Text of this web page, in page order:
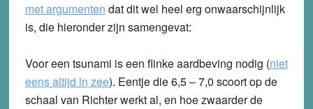
met argumenten dat dit wel heel erg onwaarschijnlijk
is, die hieronder zijn samengevat:
Voor een tsunami is een flinke aardbeving nodig (niet
eens altijd in zee). Eentje die 6,5 – 7,0 scoort op de
schaal van Richter werkt al, en hoe zwaarder de